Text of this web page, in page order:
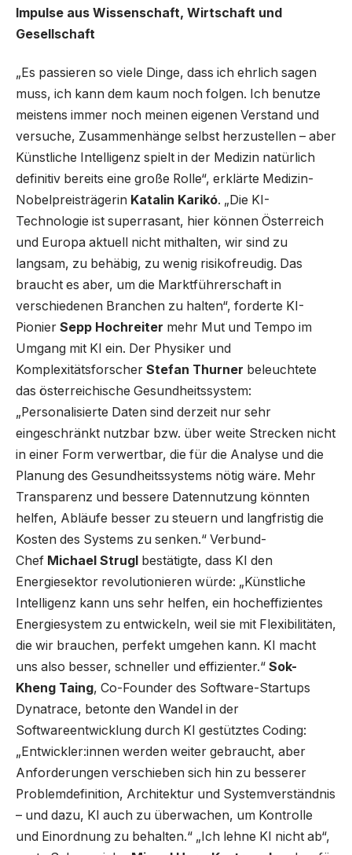
Impulse aus Wissenschaft, Wirtschaft und
Gesellschaft
„Es passieren so viele Dinge, dass ich ehrlich sagen
muss, ich kann dem kaum noch folgen. Ich benutze
meistens immer noch meinen eigenen Verstand und
versuche, Zusammenhänge selbst herzustellen – aber
Künstliche Intelligenz spielt in der Medizin natürlich
definitiv bereits eine große Rolle“, erklärte Medizin-
Nobelpreisträgerin Katalin Karikó. „Die KI-
Technologie ist superrasant, hier können Österreich
und Europa aktuell nicht mithalten, wir sind zu
langsam, zu behäbig, zu wenig risikofreudig. Das
braucht es aber, um die Marktführerschaft in
verschiedenen Branchen zu halten“, forderte KI-
Pionier Sepp Hochreiter mehr Mut und Tempo im
Umgang mit KI ein. Der Physiker und
Komplexitätsforscher Stefan Thurner beleuchtete
das österreichische Gesundheitssystem:
„Personalisierte Daten sind derzeit nur sehr
eingeschränkt nutzbar bzw. über weite Strecken nicht
in einer Form verwertbar, die für die Analyse und die
Planung des Gesundheitssystems nötig wäre. Mehr
Transparenz und bessere Datennutzung könnten
helfen, Abläufe besser zu steuern und langfristig die
Kosten des Systems zu senken.“ Verbund-
Chef Michael Strugl bestätigte, dass KI den
Energiesektor revolutionieren würde: „Künstliche
Intelligenz kann uns sehr helfen, ein hocheffizientes
Energiesystem zu entwickeln, weil sie mit Flexibilitäten,
die wir brauchen, perfekt umgehen kann. KI macht
uns also besser, schneller und effizienter.“ Sok-
Kheng Taing, Co-Founder des Software-Startups
Dynatrace, betonte den Wandel in der
Softwareentwicklung durch KI gestütztes Coding:
„Entwickler:innen werden weiter gebraucht, aber
Anforderungen verschieben sich hin zu besserer
Problemdefinition, Architektur und Systemverständnis
– und dazu, KI auch zu überwachen, um Kontrolle
und Einordnung zu behalten.“ „Ich lehne KI nicht ab“,